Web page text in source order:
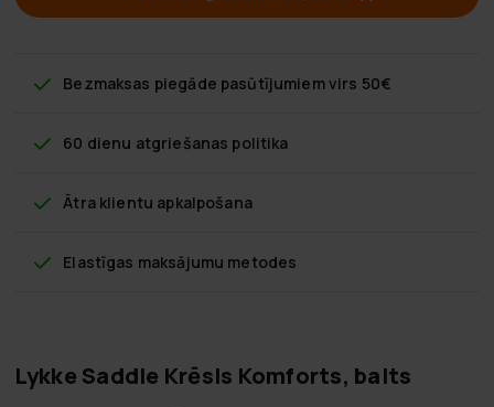
Bezmaksas piegāde pasūtījumiem virs 50€
60 dienu atgriešanas politika
Ātra klientu apkalpošana
Elastīgas maksājumu metodes
Lykke Saddle Krēsls Komforts, balts